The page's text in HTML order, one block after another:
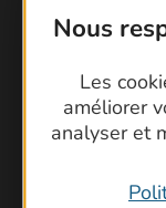
Nous
Les
améliorer
analyser et